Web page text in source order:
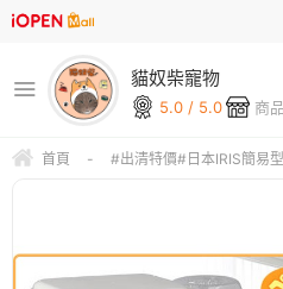
貓奴柴寵物
5.0 / 5.0 商
首頁 - #出清特價#日本IRIS簡易